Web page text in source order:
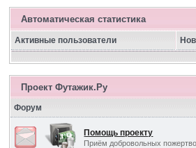
Автоматическая статистика
Активные пользователи
Проект Футажик.Ру
Форум
Помощь проекту
Приём добровольных